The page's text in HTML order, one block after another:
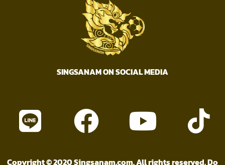
SINGSANAM ON SOCIAL MEDIA
Copyright © 2020 Singsanam.com. All rights reserved. Do